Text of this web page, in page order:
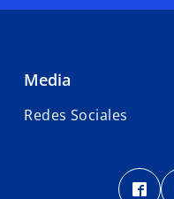
Media
Redes Sociales
b
s